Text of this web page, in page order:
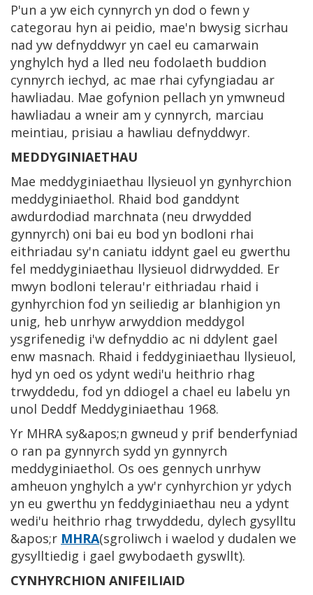
P'un a yw eich cynnyrch yn dod o fewn y
categorau hyn ai peidio, mae'n bwysig sicrhau
nad yw defnyddwyr yn cael eu camarwain
ynghylch hyd a lled neu fodolaeth buddion
cynnyrch iechyd, ac mae rhai cyfyngiadau ar
hawliadau. Mae gofynion pellach yn ymwneud
hawliadau a wneir am y cynnyrch, marciau
meintiau, prisiau a hawliau defnyddwyr.
MEDDYGINIAETHAU
Mae meddyginiaethau llysieuol yn gynhyrchion
meddyginiaethol. Rhaid bod ganddynt
awdurdodiad marchnata (neu drwydded
gynnyrch) oni bai eu bod yn bodloni rhai
eithriadau sy'n caniatu iddynt gael eu gwerthu
fel meddyginiaethau llysieuol didrwydded. Er
mwyn bodloni telerau'r eithriadau rhaid i
gynhyrchion fod yn seiliedig ar blanhigion yn
unig, heb unrhyw arwyddion meddygol
ysgrifenedig i'w defnyddio ac ni ddylent gael
enw masnach. Rhaid i feddyginiaethau llysieuol,
hyd yn oed os ydynt wedi'u heithrio rhag
trwyddedu, fod yn ddiogel a chael eu labelu yn
unol Deddf Meddyginiaethau 1968.
Yr MHRA sy&apos;n gwneud y prif benderfyniad
o ran pa gynnyrch sydd yn gynnyrch
meddyginiaethol. Os oes gennych unrhyw
amheuon ynghylch a yw'r cynhyrchion yr ydych
yn eu gwerthu yn feddyginiaethau neu a ydynt
wedi'u heithrio rhag trwyddedu, dylech gysylltu
&apos;r MHRA(sgroliwch i waelod y dudalen we
gysylltiedig i gael gwybodaeth gyswllt).
CYNHYRCHION ANIFEILIAID